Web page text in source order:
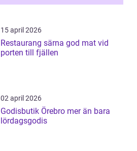
15 april 2026
Restaurang särna god mat vid
porten till fjällen
02 april 2026
Godisbutik Örebro mer än bara
lördagsgodis